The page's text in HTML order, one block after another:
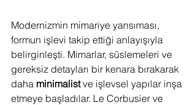
Modernizmin mimariye yansıması,
formun işlevi takip ettiği anlayışıyla
belirginleşti. Mimarlar, süslemeleri ve
gereksiz detayları bir kenara bırakarak
daha minimalist ve işlevsel yapılar inşa
etmeye başladılar. Le Corbusier ve